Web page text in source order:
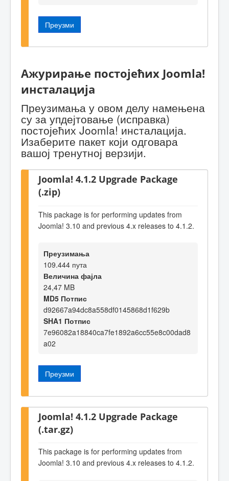
Преузми
Ажурирање постојећих Joomla!
инсталација
Преузимања у овом делу намењена
су за упдејтовање (исправка)
постојећих Joomla! инсталација.
Изаберите пакет који одговара
вашој тренутној верзији.
Joomla! 4.1.2 Upgrade Package
(.zip)
This package is for performing updates from
Joomla! 3.10 and previous 4.x releases to 4.1.2.
Преузимања
109.444 пута
Величина фајла
24,47 MB
MD5 Потпис
d92667a94dc8a558df0145868d1f629b
SHA1 Потпис
7e96082a18840ca7fe1892a6cc55e8c00dad8
a02
Преузми
Joomla! 4.1.2 Upgrade Package
(.tar.gz)
This package is for performing updates from
Joomla! 3.10 and previous 4.x releases to 4.1.2.